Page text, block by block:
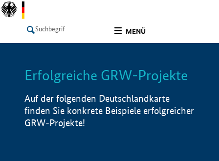
MENÜ
LISTE Info
Erfolgreiche GRW-Projekte
Auf der folgenden Deutschlandkarte
finden Sie konkrete Beispiele erfolgreicher
GRW-Projekte!